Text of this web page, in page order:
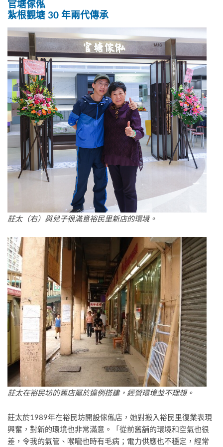
官塘傢俬
紮根觀塘 30 年兩代傳承
莊太（右）與兒子很滿意裕民里新店的環境。
莊太在裕民坊的舊店屬於違例搭建，經營環境並不理想。
莊太於1989年在裕民坊開設傢俬店，她對搬入裕民里復業表現
興奮，對新的環境也非常滿意。「從前舊舖的環境和空氣也很
差，令我的氣管、喉嚨也時有毛病；電力供應也不穩定，經常